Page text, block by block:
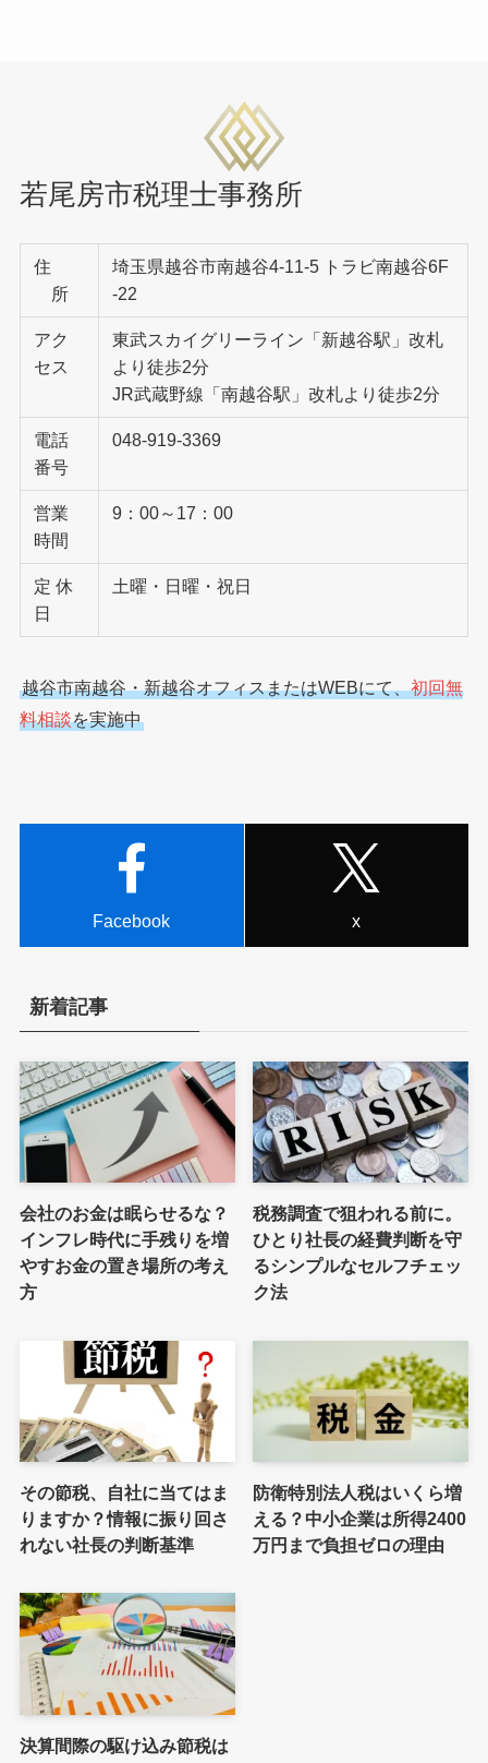
若尾房市税理士事務所
住
所
埼玉県越谷市南越谷4-11-5 トラビ南越谷6F
-22
アク
セス
東武スカイグリーライン「新越谷駅」改札
より徒歩2分
JR武蔵野線「南越谷駅」改札より徒歩2分
電話
番号
048-919-3369
営業
時間
9：00～17：00
定 休
日
土曜・日曜・祝日
越谷市南越谷・新越谷オフィスまたはWEBにて、初回無
料相談を実施中
Facebook x
新着記事
会社のお金は眠らせるな？
インフレ時代に手残りを増
やすお金の置き場所の考え
方
税務調査で狙われる前に。
ひとり社長の経費判断を守
るシンプルなセルフチェッ
ク法
その節税、自社に当てはま
りますか？情報に振り回さ
れない社長の判断基準
防衛特別法人税はいくら増
える？中小企業は所得2400
万円まで負担ゼロの理由
決算間際の駆け込み節税は